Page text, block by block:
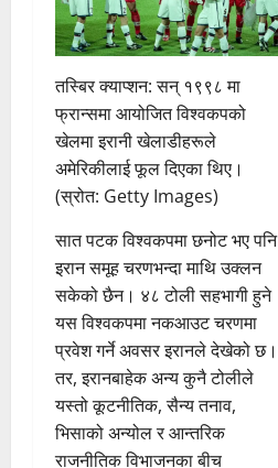
तस्बिर क्याप्शन: सन् १९९८ मा
फ्रान्समा आयोजित विश्वकपको
खेलमा इरानी खेलाडीहरूले
अमेरिकीलाई फूल दिएका थिए।
(स्रोत: Getty Images)
सात पटक विश्वकपमा छनोट भए पनि
इरान समूह चरणभन्दा माथि उक्लन
सकेको छैन। ४८ टोली सहभागी हुने
यस विश्वकपमा नकआउट चरणमा
प्रवेश गर्ने अवसर इरानले देखेको छ।
तर, इरानबाहेक अन्य कुनै टोलीले
यस्तो कूटनीतिक, सैन्य तनाव,
भिसाको अन्योल र आन्तरिक
राजनीतिक विभाजनका बीच